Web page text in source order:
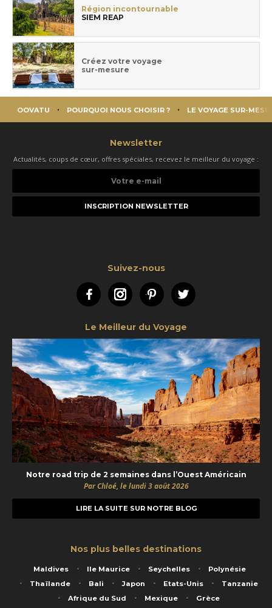
Région incontournable
SIEM REAP
Créez votre voyage
sur-mesure
OOVATU POURQUOI NOUS CHOISIR ? LE VOYAGE SUR-
Newsletter
Actualités, coups de cœur, offres spéciales, recevez le meilleur du voyage :
e-
Suivez-nous
FacebookInstagramPinterestTwitter
Le Meilleur du Voyage
Notre road trip de 2 semaines dans l’Ouest Américain
Par Chloé, le lundi 3 août 2026
LIRE LA SUITE SUR NOTRE BLOG
Nos plus belles destinations
Maldives Ile Maurice Seychelles
Polynésie
Thaïlande
Bali Japon Etats-Unis
Tanzanie
Afrique du Sud
Mexique Grèce